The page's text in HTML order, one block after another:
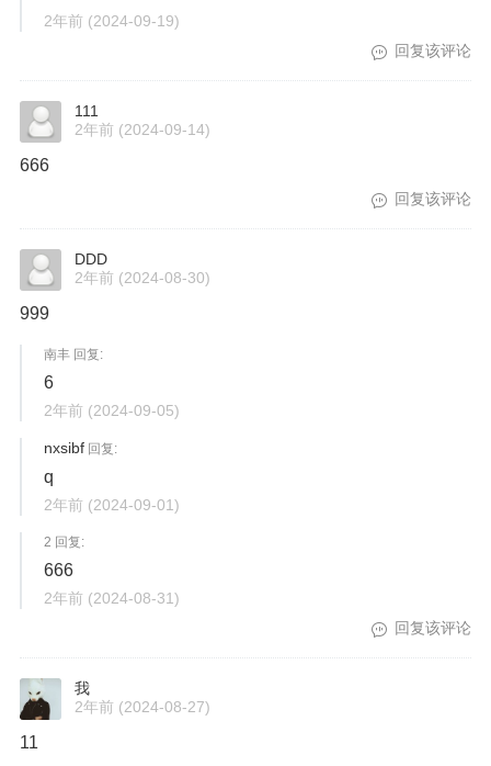
2年前 (2024-09-19)
回复该评论
111
2年前 (2024-09-14)
666
回复该评论
DDD
2年前 (2024-08-30)
999
南丰 回复:
6
2年前 (2024-09-05)
nxsibf 回复:
q
2年前 (2024-09-01)
2 回复:
666
2年前 (2024-08-31)
回复该评论
我
2年前 (2024-08-27)
11